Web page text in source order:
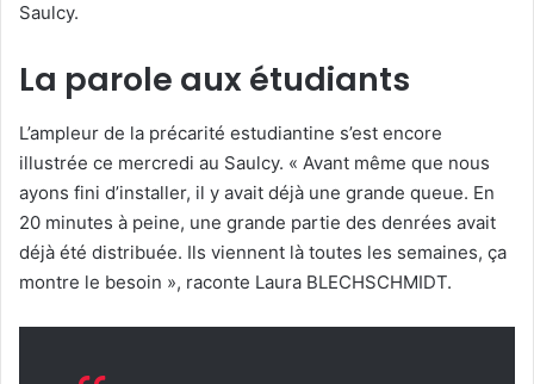
Saulcy.
La parole aux étudiants
L’ampleur de la précarité estudiantine s’est encore
illustrée ce mercredi au Saulcy. « Avant même que nous
ayons fini d’installer, il y avait déjà une grande queue. En
20 minutes à peine, une grande partie des denrées avait
déjà été distribuée. Ils viennent là toutes les semaines, ça
montre le besoin », raconte Laura BLECHSCHMIDT.